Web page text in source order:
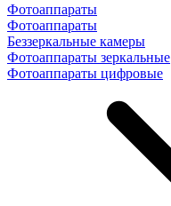
Фотоаппараты
Фотоаппараты
Беззеркальные камеры
Фотоаппараты зеркальные
Фотоаппараты цифровые